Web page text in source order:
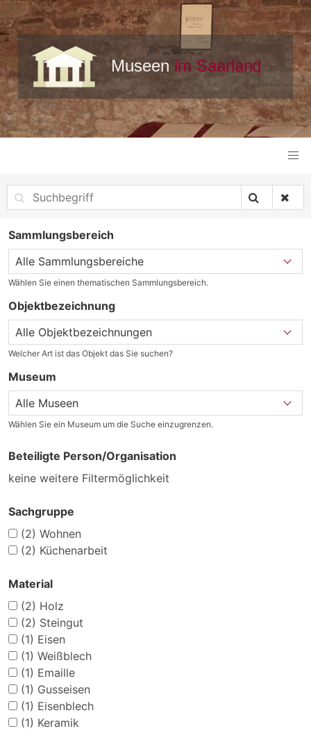
Sammlungsbereich
Wählen Sie einen thematischen Sammlungsbereich.
Objektbezeichnung
Welcher Art ist das Objekt das Sie suchen?
Museum
Wählen Sie ein Museum um die Suche einzugrenzen.
Beteiligte Person/Organisation
keine weitere Filtermöglichkeit
Sachgruppe
(2) Wohnen
(2) Küchenarbeit
Material
(2) Holz
(2) Steingut
(1) Eisen
(1) Weißblech
(1) Emaille
(1) Gusseisen
(1) Eisenblech
(1) Keramik